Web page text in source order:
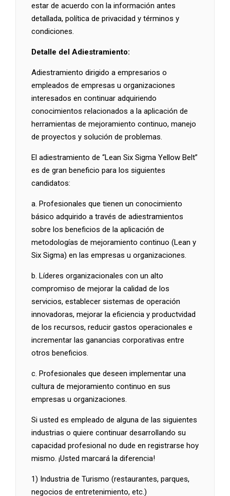
estar de acuerdo con la información antes
detallada, política de privacidad y términos y
condiciones.
Detalle del Adiestramiento:
Adiestramiento dirigido a empresarios o
empleados de empresas u organizaciones
interesados en continuar adquiriendo
conocimientos relacionados a la aplicación de
herramientas de mejoramiento continuo, manejo
de proyectos y solución de problemas.
El adiestramiento de “Lean Six Sigma Yellow Belt”
es de gran beneficio para los siguientes
candidatos:
a. Profesionales que tienen un conocimiento
básico adquirido a través de adiestramientos
sobre los beneficios de la aplicación de
metodologías de mejoramiento continuo (Lean y
Six Sigma) en las empresas u organizaciones.
b. Líderes organizacionales con un alto
compromiso de mejorar la calidad de los
servicios, establecer sistemas de operación
innovadoras, mejorar la eficiencia y productvidad
de los recursos, reducir gastos operacionales e
incrementar las ganancias corporativas entre
otros beneficios.
c. Profesionales que deseen implementar una
cultura de mejoramiento continuo en sus
empresas u organizaciones.
Si usted es empleado de alguna de las siguientes
industrias o quiere continuar desarrollando su
capacidad profesional no dude en registrarse hoy
mismo. ¡Usted marcará la diferencia!
1) Industria de Turismo (restaurantes, parques,
negocios de entretenimiento, etc.)